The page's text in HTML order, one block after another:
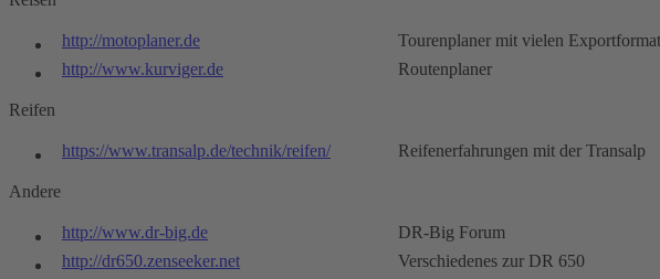
http://motoplaner.de
Tourenplaner mit vielen
http://www.kurviger.de
Routenplaner
Reifen
https://www.transalp.de/technik/reifen/ Reifenerfahrungen mit der Transalp
Andere
http://www.dr-big.de
DR-Big Forum
http://dr650.zenseeker.net
Verschiedenes zur DR 650